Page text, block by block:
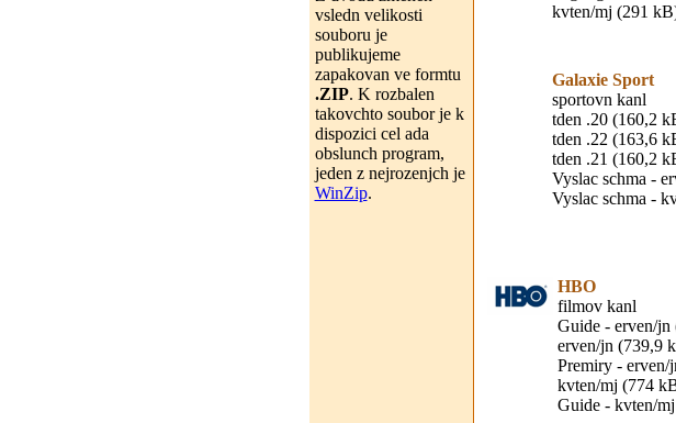
vsledn velikosti
souboru je
publikujeme
zapakovan ve formtu
.ZIP. K rozbalen
takovchto soubor je k
dispozici cel ada
obslunch program,
jeden z nejrozenjch je
WinZip.
kvten/mj (291
Galaxie Sport
sportovn kanl
tden .20 (160,2
tden .22 (163,6
tden .21 (160,2
Vyslac schma -
Vyslac schma -
HBO
filmov kanl
Guide - erven/
erven/jn (739,9
Premiry -
kvten/mj (774
Guide - kvten/